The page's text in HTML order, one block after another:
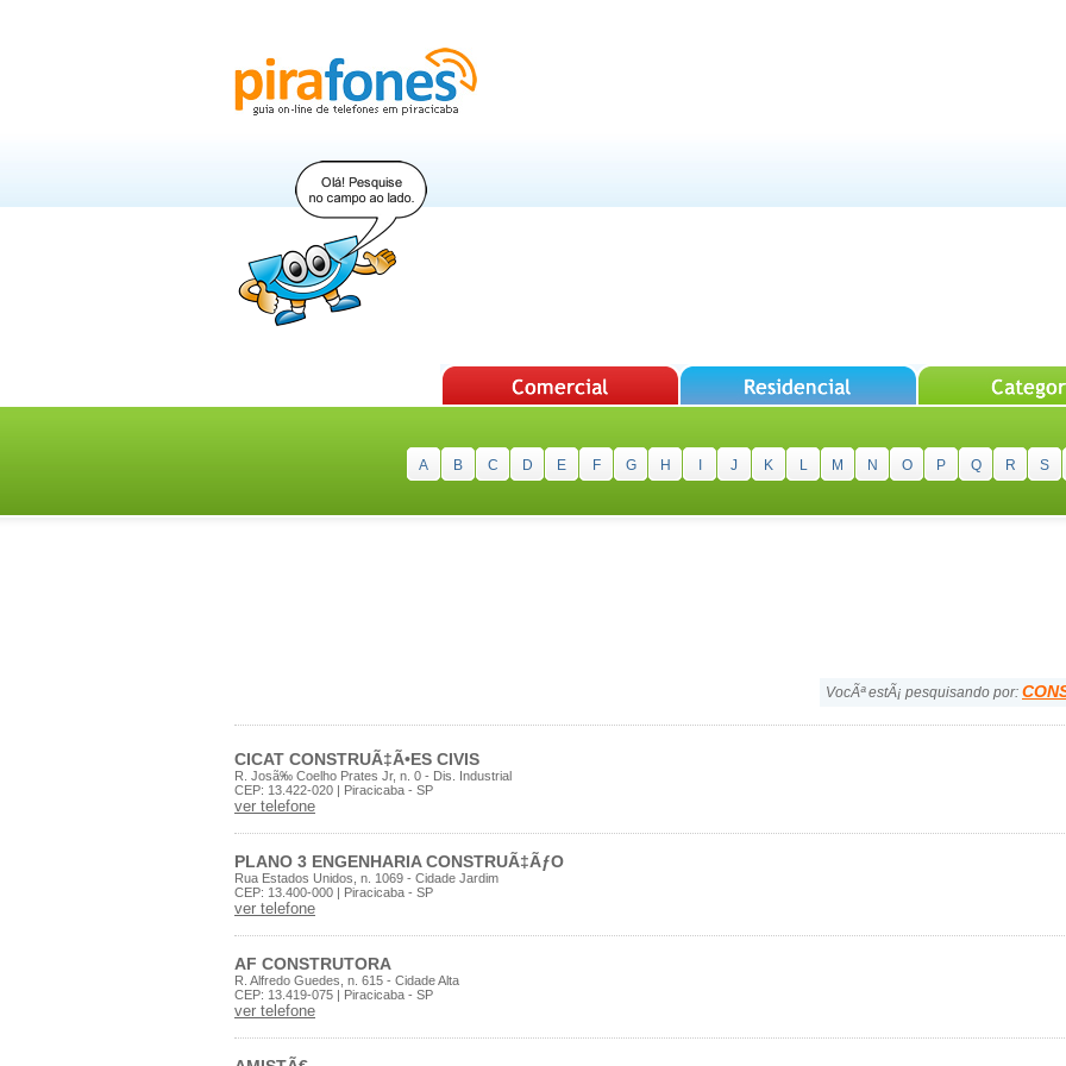
A B C D E F G H J K M N O P Q R S
VocÃª estÃ¡ pesquisando por:
CICAT CONSTRUÃ‡Ã•ES CIVIS
R. Josã‰ Coelho Prates Jr, n. 0 - Dis. Industrial
CEP: 13.422-020 | Piracicaba - SP
ver telefone
PLANO 3 ENGENHARIA CONSTRUÃ‡ÃƒO
Rua Estados Unidos, n. 1069 - Cidade Jardim
CEP: 13.400-000 | Piracicaba - SP
ver telefone
AF CONSTRUTORA
R. Alfredo Guedes, n. 615 - Cidade Alta
CEP: 13.419-075 | Piracicaba - SP
ver telefone